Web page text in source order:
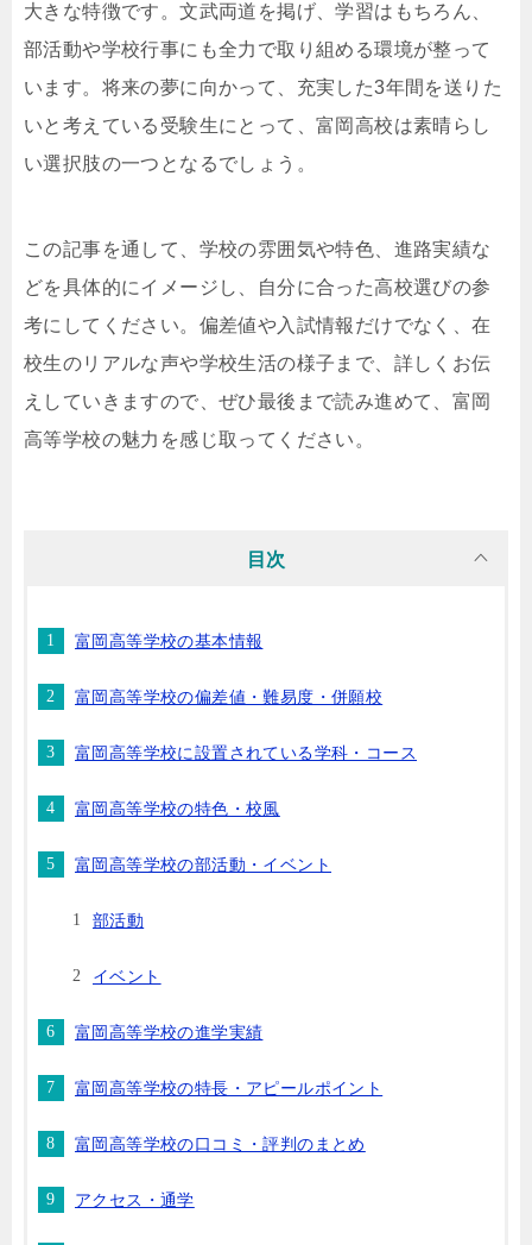
大きな特徴です。文武両道を掲げ、学習はもちろん、
部活動や学校行事にも全力で取り組める環境が整って
います。将来の夢に向かって、充実した3年間を送りた
いと考えている受験生にとって、富岡高校は素晴らし
い選択肢の一つとなるでしょう。
この記事を通して、学校の雰囲気や特色、進路実績な
どを具体的にイメージし、自分に合った高校選びの参
考にしてください。偏差値や入試情報だけでなく、在
校生のリアルな声や学校生活の様子まで、詳しくお伝
えしていきますので、ぜひ最後まで読み進めて、富岡
高等学校の魅力を感じ取ってください。
目次
富岡高等学校の基本情報
富岡高等学校の偏差値・難易度・併願校
富岡高等学校に設置されている学科・コース
富岡高等学校の特色・校風
富岡高等学校の部活動・イベント
部活動
イベント
富岡高等学校の進学実績
富岡高等学校の特長・アピールポイント
富岡高等学校の口コミ・評判のまとめ
アクセス・通学